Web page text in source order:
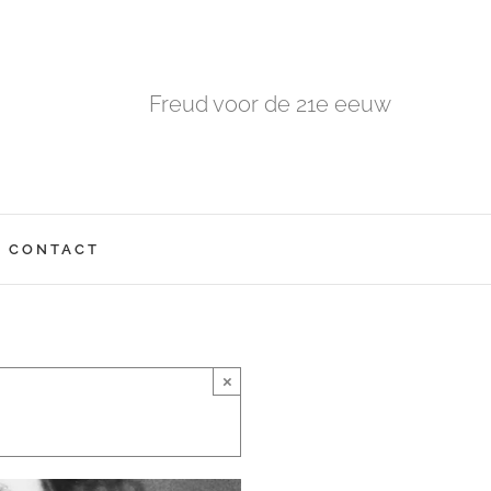
Freud voor de 21e eeuw
CONTACT
×